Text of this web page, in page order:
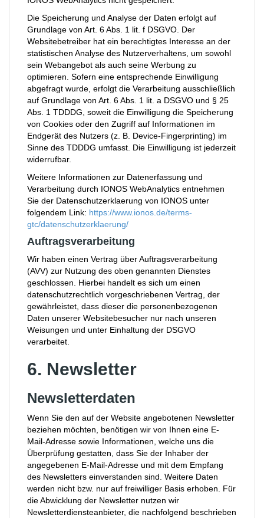
Die Speicherung und Analyse der Daten erfolgt auf
Grundlage von Art. 6 Abs. 1 lit. f DSGVO. Der
Websitebetreiber hat ein berechtigtes Interesse an der
statistischen Analyse des Nutzerverhaltens, um sowohl
sein Webangebot als auch seine Werbung zu
optimieren. Sofern eine entsprechende Einwilligung
abgefragt wurde, erfolgt die Verarbeitung ausschließlich
auf Grundlage von Art. 6 Abs. 1 lit. a DSGVO und § 25
Abs. 1 TDDDG, soweit die Einwilligung die Speicherung
von Cookies oder den Zugriff auf Informationen im
Endgerät des Nutzers (z. B. Device-Fingerprinting) im
Sinne des TDDDG umfasst. Die Einwilligung ist jederzeit
widerrufbar.
Weitere Informationen zur Datenerfassung und
Verarbeitung durch IONOS WebAnalytics entnehmen
Sie der Datenschutzerklaerung von IONOS unter
folgendem Link: https://www.ionos.de/terms-
gtc/datenschutzerklaerung/
Auftragsverarbeitung
Wir haben einen Vertrag über Auftragsverarbeitung
(AVV) zur Nutzung des oben genannten Dienstes
geschlossen. Hierbei handelt es sich um einen
datenschutzrechtlich vorgeschriebenen Vertrag, der
gewährleistet, dass dieser die personenbezogenen
Daten unserer Websitebesucher nur nach unseren
Weisungen und unter Einhaltung der DSGVO
verarbeitet.
6. Newsletter
Newsletter­daten
Wenn Sie den auf der Website angebotenen Newsletter
beziehen möchten, benötigen wir von Ihnen eine E-
Mail-Adresse sowie Informationen, welche uns die
Überprüfung gestatten, dass Sie der Inhaber der
angegebenen E-Mail-Adresse und mit dem Empfang
des Newsletters einverstanden sind. Weitere Daten
werden nicht bzw. nur auf freiwilliger Basis erhoben. Für
die Abwicklung der Newsletter nutzen wir
Newsletterdiensteanbieter, die nachfolgend beschrieben